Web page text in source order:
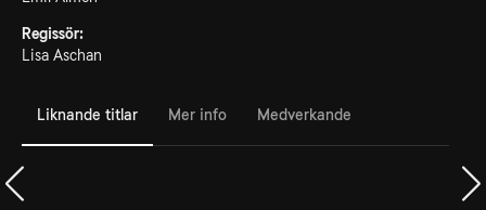
Regissör:
Lisa Aschan
Liknande titlar Mer info Medverkande